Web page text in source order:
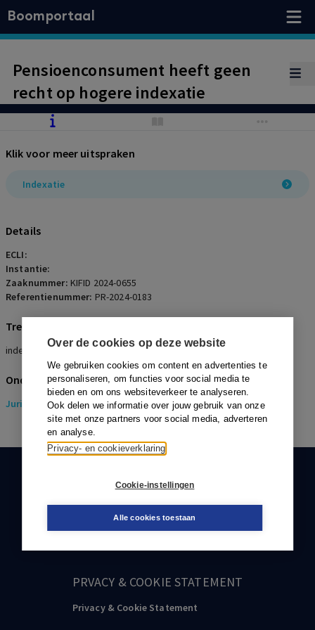
Over de cookies op deze website
We gebruiken cookies om content en advertenties te
personaliseren, om functies voor social media te
bieden en om ons websiteverkeer te analyseren.
Ook delen we informatie over jouw gebruik van onze
site met onze partners voor social media, adverteren
en analyse.
Privacy- en cookieverklaring
Cookie-instellingen
Alle cookies toestaan
Boomportaal
Pensioenconsument heeft geen
recht op hogere indexatie
Klik voor meer uitspraken
Indexatie
Details
ECLI:
Instantie:
Zaaknummer: KIFID 2024-0655
Referentienummer: PR-2024-0183
Trefwoorden
indexatie, informatie
Onderwerpen
Juridisch> Pensioenrecht
KLANTENSERVICE
088-0301000
klantenservice@boom.nl
PRVACY & COOKIE STATEMENT
Privacy & Cookie Statement